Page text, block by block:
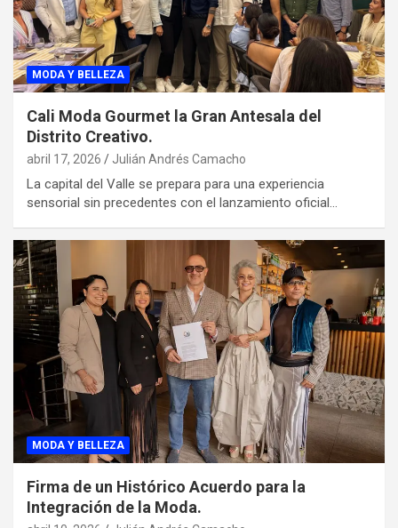
MODA Y BELLEZA
Cali Moda Gourmet la Gran Antesala del
Distrito Creativo.
abril 17, 2026 Julián Andrés Camacho
La capital del Valle se prepara para una experiencia
sensorial sin precedentes con el lanzamiento oficial…
MODA Y BELLEZA
Firma de un Histórico Acuerdo para la
Integración de la Moda.